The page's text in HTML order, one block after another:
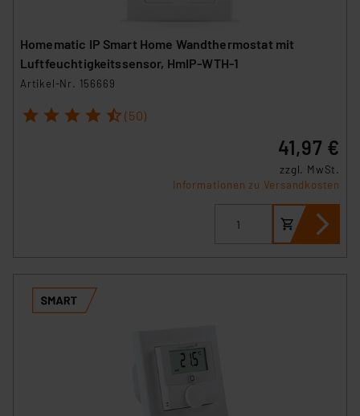
Homematic IP Smart Home Wandthermostat mit
Luftfeuchtigkeitssensor, HmIP-WTH-1
Artikel-Nr. 156669
1 2 3 4 5 (50)
41,97 €
zzgl. MwSt.
Informationen zu Versandkosten